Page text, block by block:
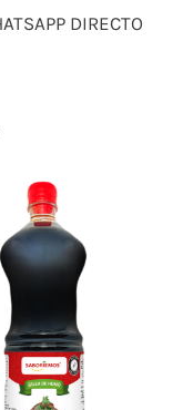
DIRECTO